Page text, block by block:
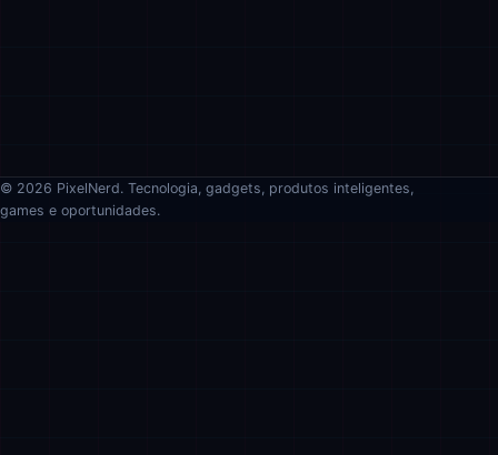
© 2026 PixelNerd. Tecnologia, gadgets, produtos inteligentes,
games e oportunidades.